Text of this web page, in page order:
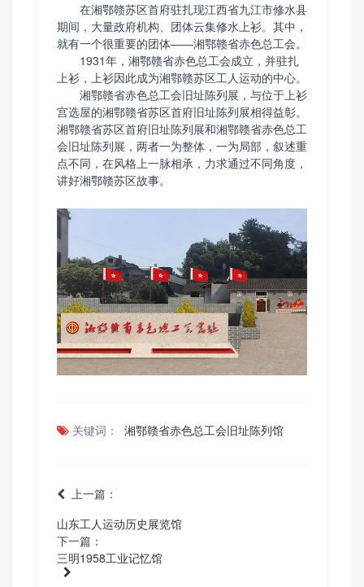
在湘鄂赣苏区首府驻扎现江西省九江市修水县
期间，大量政府机构、团体云集修水上衫。其中，
就有一个很重要的团体——湘鄂赣省赤色总工会。
1931年，湘鄂赣省赤色总工会成立，并驻扎
上衫，上衫因此成为湘鄂赣苏区工人运动的中心。
湘鄂赣省赤色总工会旧址陈列展，与位于上衫
宫选屋的湘鄂赣省苏区首府旧址陈列展相得益彰。
湘鄂赣省苏区首府旧址陈列展和湘鄂赣省赤色总工
会旧址陈列展，两者一为整体，一为局部，叙述重
点不同，在风格上一脉相承，力求通过不同角度，
讲好湘鄂赣苏区故事。
关键词： 湘鄂赣省赤色总工会旧址陈列馆
上一篇：
山东工人运动历史展览馆
下一篇：
三明1958工业记忆馆